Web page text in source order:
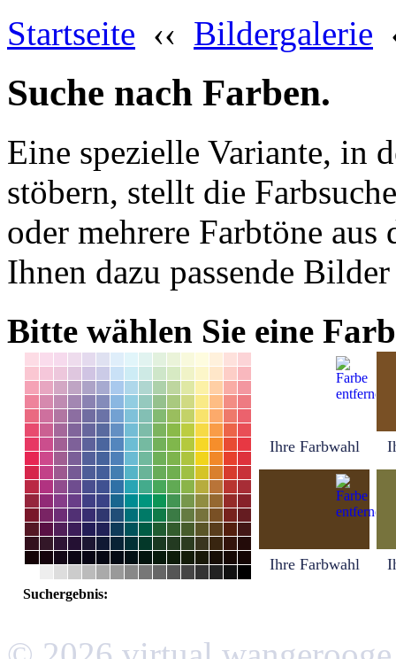
Startseite ‹‹ Bildergalerie
Suche nach Farben.
Eine spezielle Variante, in
stöbern, stellt die
oder mehrere Farbtöne
Ihnen dazu passende
Bitte wählen Sie eine
Ihre Farbwahl
Ihre Farbwahl
Suchergebnis: